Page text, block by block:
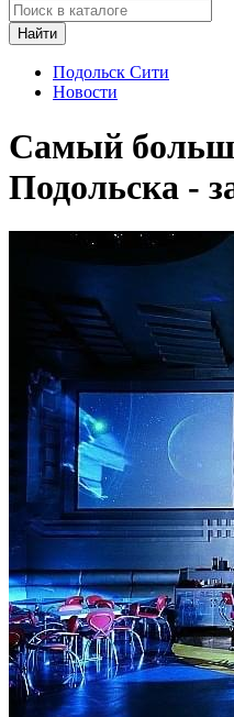
Найти
Подольск Сити
Новости
Самый
Подольска -